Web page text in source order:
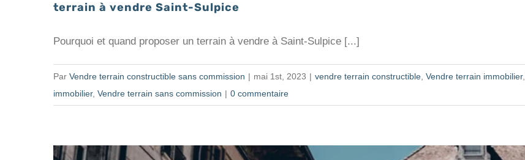
terrain à vendre Saint-Sulpice
Pourquoi et quand proposer un terrain à vendre à Saint-Sulpice [...]
Par Vendre terrain constructible sans commission | mai 1st, 2023 | vendre terrain constructible, Vendre terrain immobilier,
immobilier, Vendre terrain sans commission | 0 commentaire